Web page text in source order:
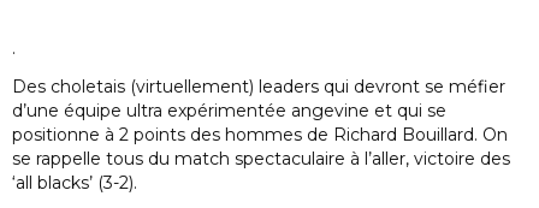
.
Des choletais (virtuellement) leaders qui devront se méfier
d’une équipe ultra expérimentée angevine et qui se
positionne à 2 points des hommes de Richard Bouillard. On
se rappelle tous du match spectaculaire à l’aller, victoire des
‘all blacks’ (3-2).